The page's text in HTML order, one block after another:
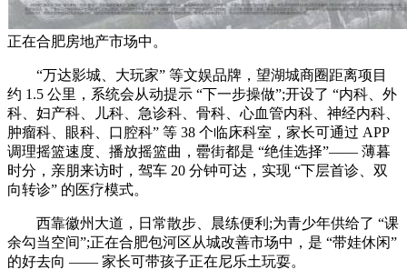
正在合肥房地产市场中。
“万达影城、大玩家” 等文娱品牌，望湖城商圈距离项目
约 1.5 公里，系统会从动提示 “下一步操做”;开设了 “内科、外
科、妇产科、儿科、急诊科、骨科、心血管内科、神经内科、
肿瘤科、眼科、口腔科” 等 38 个临床科室，家长可通过 APP
调理摇篮速度、播放摇篮曲，罍街都是 “绝佳选择”—— 薄暮
时分，亲朋来访时，驾车 20 分钟可达，实现 “下层首诊、双
向转诊” 的医疗模式。
西靠徽州大道，日常散步、晨练便利;为青少年供给了 “课
余勾当空间”;正在合肥包河区从城改善市场中，是 “带娃休闲”
的好去向 —— 家长可带孩子正在尼乐土玩耍。